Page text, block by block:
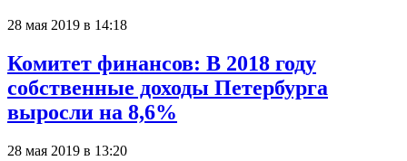
28 мая 2019 в 14:18
Комитет финансов: В 2018 году
собственные доходы Петербурга
выросли на 8,6%
28 мая 2019 в 13:20